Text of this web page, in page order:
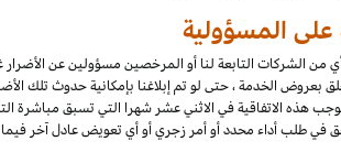
على المسؤولية
من الشركات التابعة لنا أو المرخصين مسؤولين عن الأضرار
بعروض الخدمة ، حتى لو تم إبلاغنا بإمكانية حدوث تلك
هذه الاتفاقية في الاثني عشر شهرا التي تسبق مباشرة
في طلب أداء محدد أو أمر زجري أو أي تعويض عادل آخر فيما